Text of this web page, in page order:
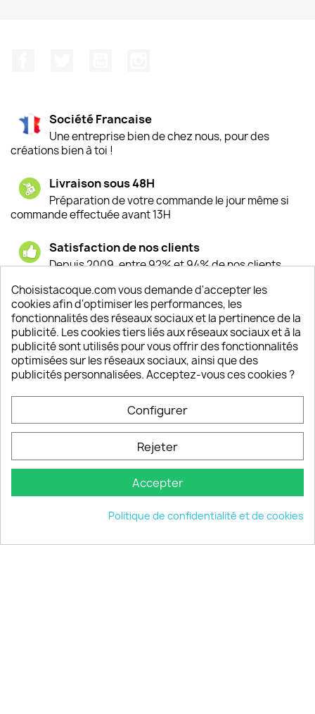
Société Francaise
Une entreprise bien de chez nous, pour des
créations bien à toi !
Livraison sous 48H
Préparation de votre commande le jour même si
commande effectuée avant 13H
Satisfaction de nos clients
Depuis 2009, entre 92% et 94% de nos clients
Un SAV à votre écoute
Notre SAV est disponible 6/7J de 10h à 18H
INFORMATIONS 
VOTRE COMPTE 
INFORMATIONS keyboard_arrow_down
© 2026 - choisistacoque.com
Choisistacoque.com vous demande d'accepter les
cookies afin d'optimiser les performances, les
fonctionnalités des réseaux sociaux et la pertinence de la
publicité. Les cookies tiers liés aux réseaux sociaux et à la
publicité sont utilisés pour vous offrir des fonctionnalités
optimisées sur les réseaux sociaux, ainsi que des
publicités personnalisées. Acceptez-vous ces cookies ?
Configurer
Rejeter
Accepter
Politique de confidentialité et de cookies